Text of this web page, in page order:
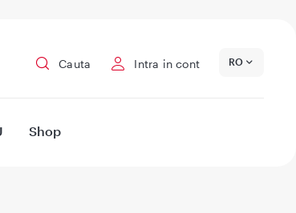
Cauta Intra in cont RO
Shop